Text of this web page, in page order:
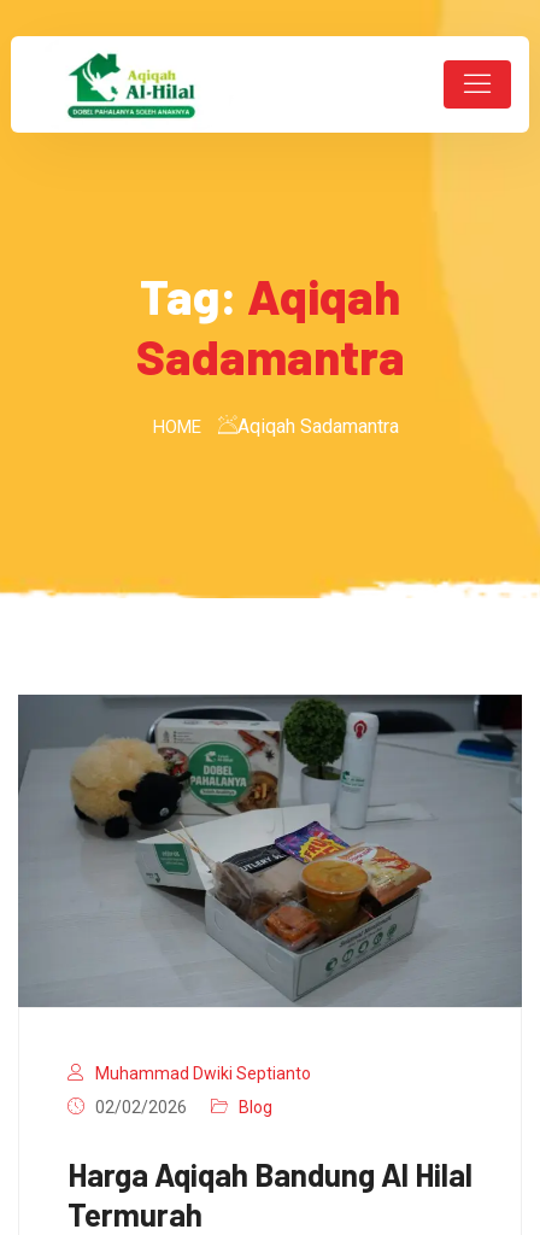
Tag: Aqiqah
Sadamantra
HOME Aqiqah Sadamantra
Muhammad Dwiki Septianto
02/02/2026
Blog
Harga Aqiqah Bandung Al Hilal
Termurah